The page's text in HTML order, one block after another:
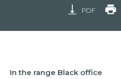
PDF
In the range Black office